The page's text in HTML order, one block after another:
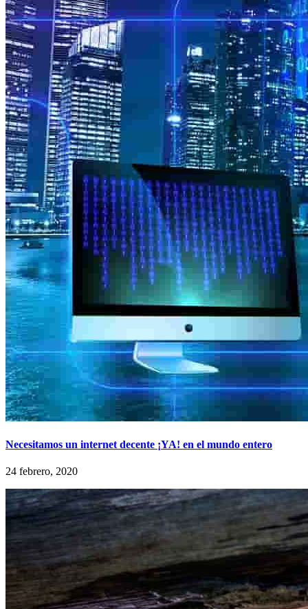
Necesitamos un internet decente ¡YA! en el mundo entero
24 febrero, 2020